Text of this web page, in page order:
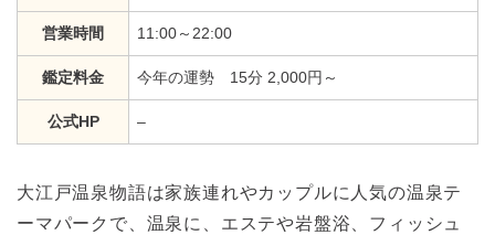
営業時間 11:00～22:00
鑑定料金 今年の運勢 15分 2,000円～
公式HP –
大江戸温泉物語は家族連れやカップルに人気の温泉テ
ーマパークで、温泉に、エステや岩盤浴、フィッシュ